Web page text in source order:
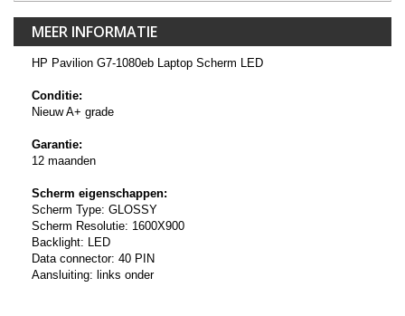
MEER INFORMATIE
HP Pavilion G7-1080eb Laptop Scherm LED
Conditie:
Nieuw A+ grade
Garantie:
12 maanden
Scherm eigenschappen:
Scherm Type: GLOSSY
Scherm Resolutie: 1600X900
Backlight: LED
Data connector: 40 PIN
Aansluiting: links onder